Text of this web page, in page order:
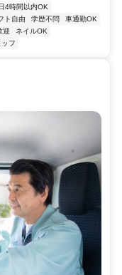
4時間以内OK
ト自由 学歴不問
車通勤OK
迎
ネイルOK
フ